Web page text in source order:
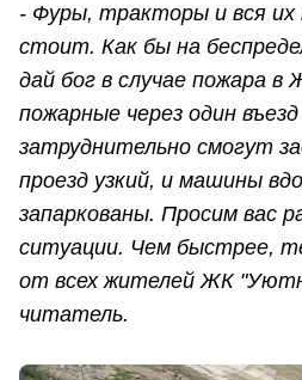
- Фуры, тракторы и вся
стоит. Как бы на
дай бог в случае пожара
пожарные через один
затруднительно смогут
проезд узкий, и машины
запаркованы. Просим вас
ситуации. Чем быстрее,
от всех жителей ЖК
читатель.